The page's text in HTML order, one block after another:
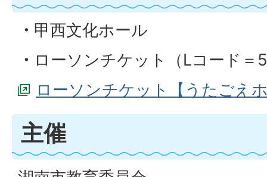
・ 甲西文化ホール
・ ローソンチケット（Lコード＝
ローソンチケット【うたごえ
主催